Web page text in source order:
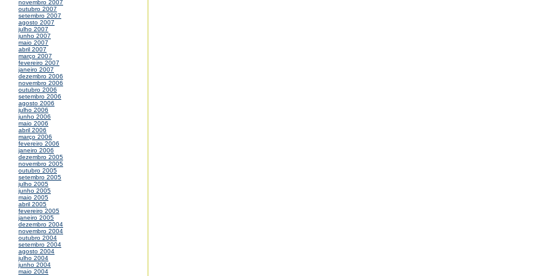
novembro 2007
outubro 2007
setembro 2007
agosto 2007
julho 2007
junho 2007
maio 2007
abril 2007
março 2007
fevereiro 2007
janeiro 2007
dezembro 2006
novembro 2006
outubro 2006
setembro 2006
agosto 2006
julho 2006
junho 2006
maio 2006
abril 2006
março 2006
fevereiro 2006
janeiro 2006
dezembro 2005
novembro 2005
outubro 2005
setembro 2005
julho 2005
junho 2005
maio 2005
abril 2005
fevereiro 2005
janeiro 2005
dezembro 2004
novembro 2004
outubro 2004
setembro 2004
agosto 2004
julho 2004
junho 2004
maio 2004